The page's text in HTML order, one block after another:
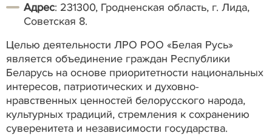
Адрес: 231300, Гродненская область, г. Лида,
Советская 8.
Целью деятельности ЛРО РОО «Белая Русь»
является объединение граждан Республики
Беларусь на основе приоритетности национальных
интересов, патриотических и духовно-
нравственных ценностей белорусского народа,
культурных традиций, стремления к сохранению
суверенитета и независимости государства.